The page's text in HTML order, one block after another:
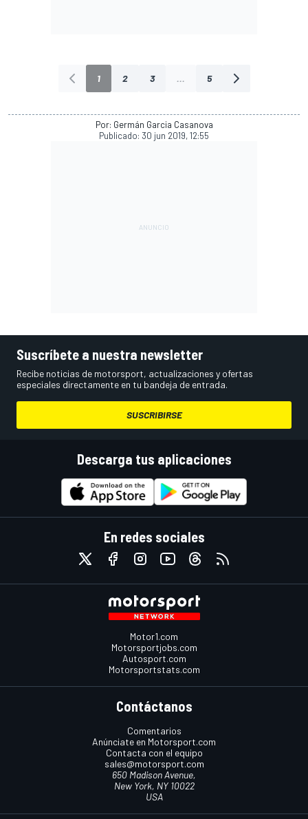
1 2 3 ... 5
Por: Germán Garcia Casanova
Publicado: 30 jun 2019, 12:55
Suscríbete a nuestra newsletter
Recibe noticias de motorsport, actualizaciones y ofertas
especiales directamente en tu bandeja de entrada.
SUSCRIBIRSE
Descarga tus aplicaciones
En redes sociales
Motor1.com
Motorsportjobs.com
Autosport.com
Motorsportstats.com
Contáctanos
Comentarios
Anúnciate en Motorsport.com
Contacta con el equipo
sales@motorsport.com
650 Madison Avenue,
New York, NY 10022
USA